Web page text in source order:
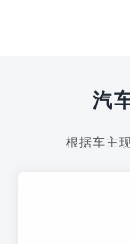
汽
根据车主